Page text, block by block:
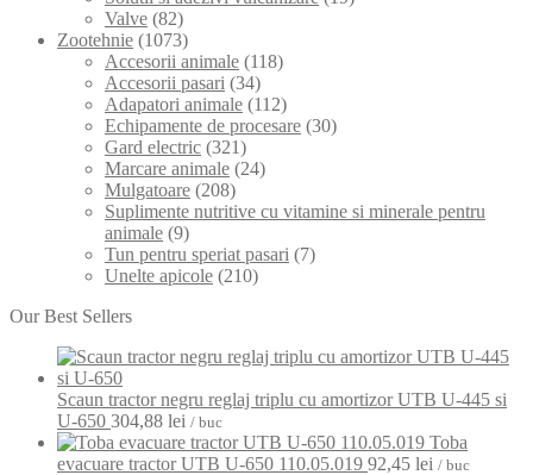
Valve (82)
Zootehnie (1073)
Accesorii animale (118)
Accesorii pasari (34)
Adapatori animale (112)
Echipamente de procesare (30)
Gard electric (321)
Marcare animale (24)
Mulgatoare (208)
Suplimente nutritive cu vitamine si minerale pentru
animale (9)
Tun pentru speriat pasari (7)
Unelte apicole (210)
Our Best Sellers
Scaun tractor negru reglaj triplu cu amortizor UTB U-445 si
U-650 304,88 lei / buc
Toba
evacuare tractor UTB U-650 110.05.019 92,45 lei / buc